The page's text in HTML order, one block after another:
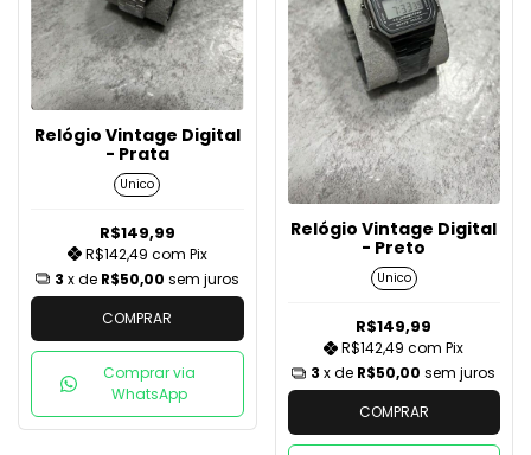
Relógio Vintage Digital
- Prata
Unico
R$149,99
R$142,49 com Pix
3 x de R$50,00 sem juros
COMPRAR
Comprar via
WhatsApp
Relógio Vintage Digital
- Preto
Unico
R$149,99
R$142,49com Pix
3 x de R$50,00 sem juros
COMPRAR